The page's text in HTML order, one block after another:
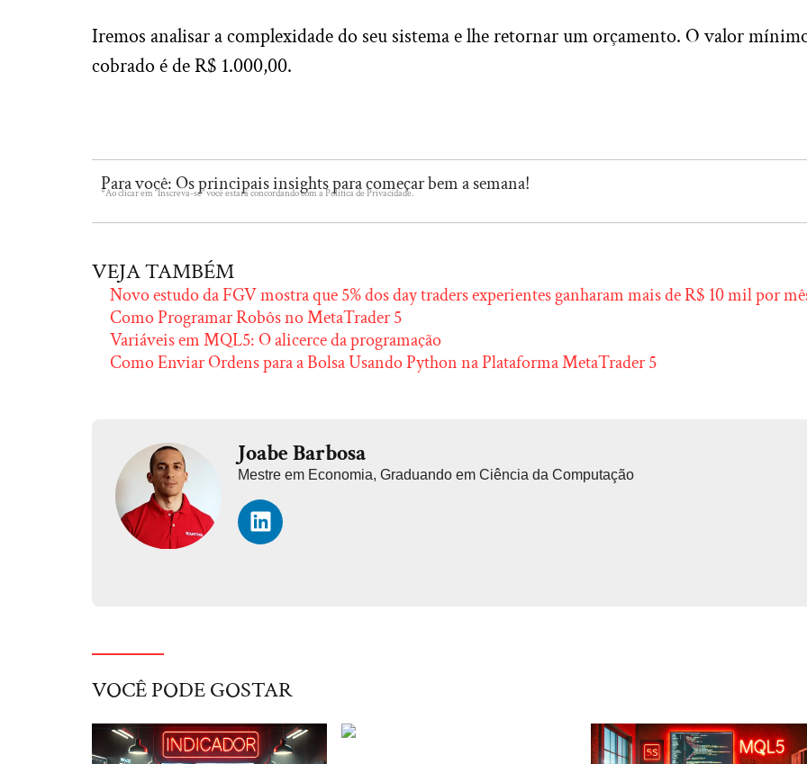
Iremos analisar a complexidade do seu sistema e lhe retornar um orçamento. O valor
cobrado é de R$ 1.000,00.
Para você: Os principais insights para começar bem a semana!
*Ao clicar em “Inscreva-se” você estará concordando com a Política de Privacidade.
VEJA TAMBÉM
Novo estudo da FGV mostra que 5% dos day traders experientes ganharam mais de R$ 10 mil por
Como Programar Robôs no MetaTrader 5
Variáveis em MQL5: O alicerce da programação
Como Enviar Ordens para a Bolsa Usando Python na Plataforma MetaTrader 5
Joabe Barbosa
Mestre em Economia, Graduando em Ciência da Computação
VOCÊ PODE GOSTAR